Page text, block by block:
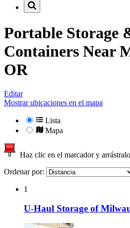
Portable Storage
Containers Near
OR
Editar
Mostrar ubicaciones en el mapa
Lista
Mapa
Haz clic en el marcador y
Ordenar por:
1
U-Haul Storage of